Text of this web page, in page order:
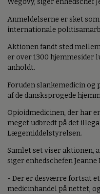
Wegovy, siger enhedschef
Anmeldelserne er sket
internationale
Aktionen fandt sted
er over 1300 hjemmesider
anholdt.
Foruden slankemedicin og
af de dansksprogede
Opioidmedicinen, der har
meget udbredt på det
Lægemiddelstyrelsen.
Samlet set viser aktionen,
siger enhedschefen Jeanne
- Der er desværre fortsat
medicinhandel på nettet,